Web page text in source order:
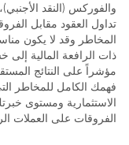
والفوركس (النقد
المخاطر وقد لا يكون
ذات الرافعة المالية
مؤشراً على النتائج
فهمك الكامل للمخاطر
الاستثمارية ومستوى
الفروقات على العملات